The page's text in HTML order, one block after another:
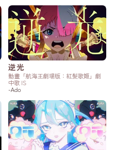
逆光
動畫「航海王劇場版：紅髮歌姬」劇
中歌 IS
-Ado